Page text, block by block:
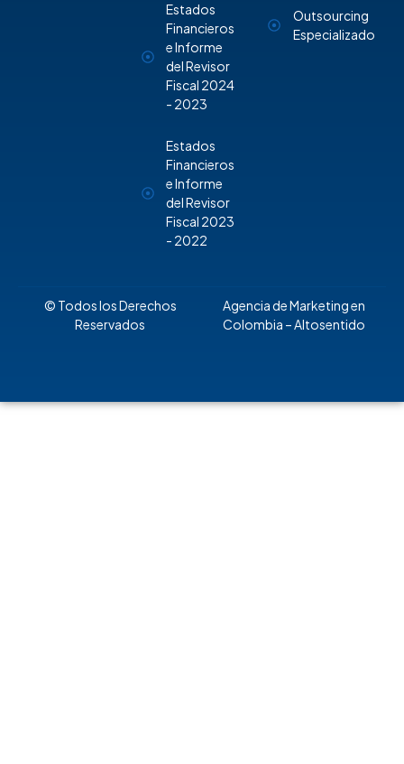
Estados
Financieros
e Informe
del Revisor
Fiscal 2024
- 2023
Estados
Financieros
e Informe
del Revisor
Fiscal 2023
- 2022
Outsourcing
Especializado
© Todos los Derechos
Reservados
Agencia de Marketing en
Colombia – Altosentido